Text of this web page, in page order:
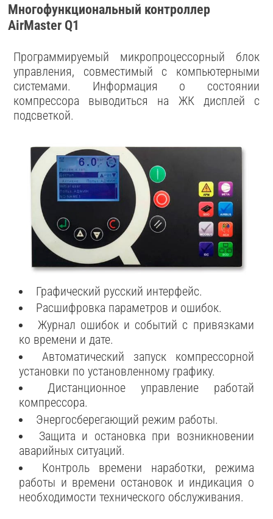
Многофункциональный контроллер
AirMaster Q1
Программируемый микропроцессорный блок
управления, совместимый с компьютерными
системами. Информация о состоянии
компрессора выводиться на ЖК дисплей с
подсветкой.
Графический русский интерфейс.
Расшифровка параметров и ошибок.
Журнал ошибок и событий с привязками
ко времени и дате.
Автоматический запуск компрессорной
установки по установленному графику.
Дистанционное управление работай
компрессора.
Энергосберегающий режим работы.
Защита и остановка при возникновении
аварийных ситуаций.
Контроль времени наработки, режима
работы и времени остановок и индикация о
необходимости технического обслуживания.